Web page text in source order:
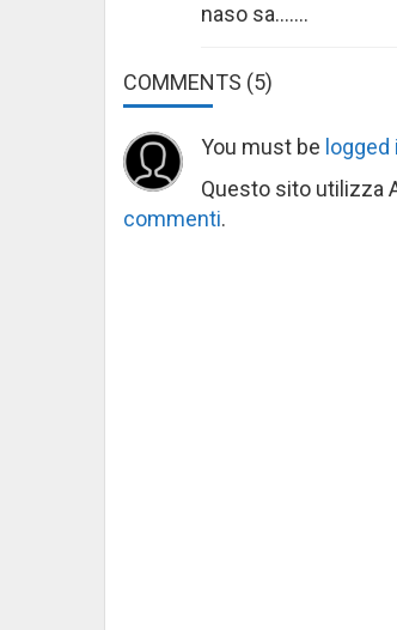
naso sa…….
COMMENTS (5)
You must be logged
Questo sito utilizza
commenti.